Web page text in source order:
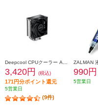
3,420円 (税込)
171円分ポイント還元
5営業日
(9件)
990円
5営業日